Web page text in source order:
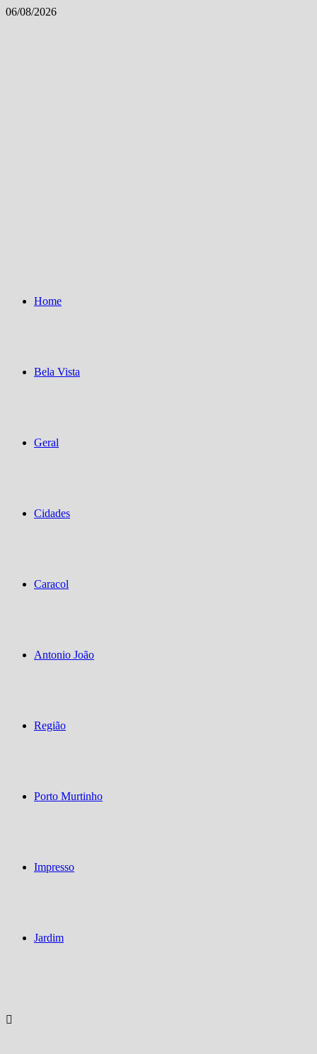
Skip
06/08/2026
Home
Bela Vista
Geral
Cidades
Caracol
Antonio João
Região
Porto Murtinho
Impresso
Jardim